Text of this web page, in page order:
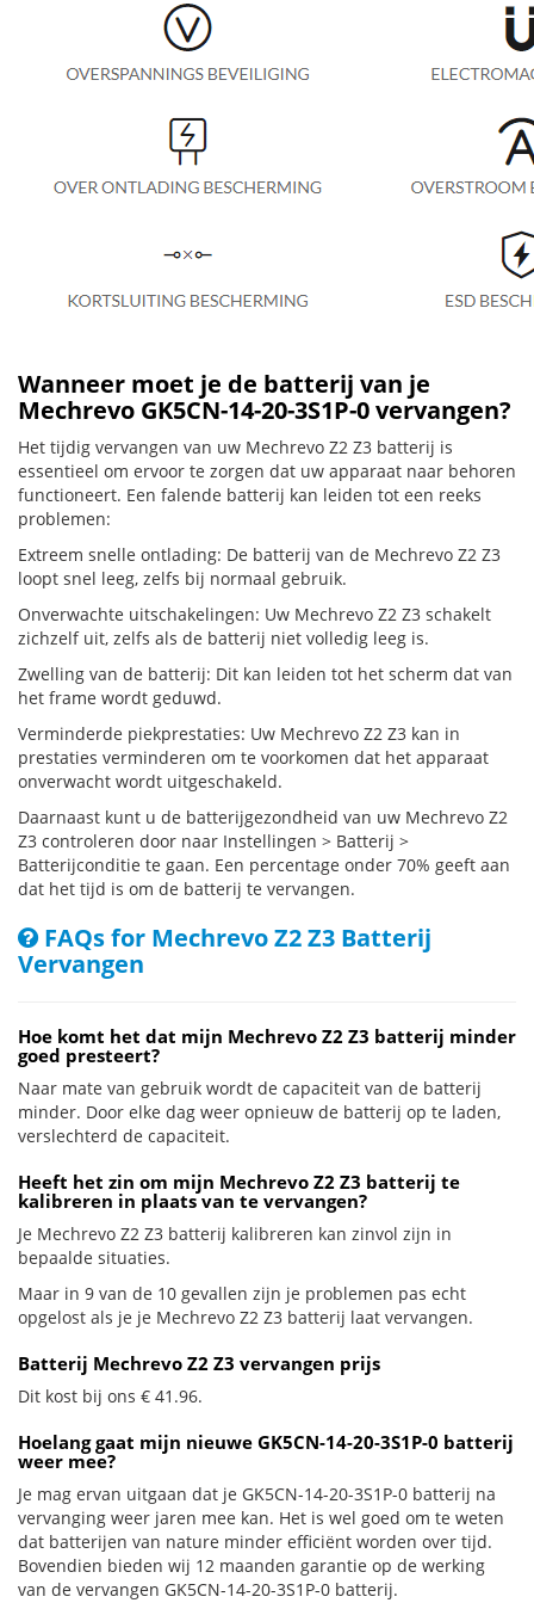
Wanneer moet je de batterij van je
Mechrevo GK5CN-14-20-3S1P-0 vervangen?
Het tijdig vervangen van uw Mechrevo Z2 Z3 batterij is
essentieel om ervoor te zorgen dat uw apparaat naar behoren
functioneert. Een falende batterij kan leiden tot een reeks
problemen:
Extreem snelle ontlading: De batterij van de Mechrevo Z2 Z3
loopt snel leeg, zelfs bij normaal gebruik.
Onverwachte uitschakelingen: Uw Mechrevo Z2 Z3 schakelt
zichzelf uit, zelfs als de batterij niet volledig leeg is.
Zwelling van de batterij: Dit kan leiden tot het scherm dat van
het frame wordt geduwd.
Verminderde piekprestaties: Uw Mechrevo Z2 Z3 kan in
prestaties verminderen om te voorkomen dat het apparaat
onverwacht wordt uitgeschakeld.
Daarnaast kunt u de batterijgezondheid van uw Mechrevo Z2
Z3 controleren door naar Instellingen > Batterij >
Batterijconditie te gaan. Een percentage onder 70% geeft aan
dat het tijd is om de batterij te vervangen.
FAQs for Mechrevo Z2 Z3 Batterij
Vervangen
Hoe komt het dat mijn Mechrevo Z2 Z3 batterij minder
goed presteert?
Naar mate van gebruik wordt de capaciteit van de batterij
minder. Door elke dag weer opnieuw de batterij op te laden,
verslechterd de capaciteit.
Heeft het zin om mijn Mechrevo Z2 Z3 batterij te
kalibreren in plaats van te vervangen?
Je Mechrevo Z2 Z3 batterij kalibreren kan zinvol zijn in
bepaalde situaties.
Maar in 9 van de 10 gevallen zijn je problemen pas echt
opgelost als je je Mechrevo Z2 Z3 batterij laat vervangen.
Batterij Mechrevo Z2 Z3 vervangen prijs
Dit kost bij ons € 41.96.
Hoelang gaat mijn nieuwe GK5CN-14-20-3S1P-0 batterij
weer mee?
Je mag ervan uitgaan dat je GK5CN-14-20-3S1P-0 batterij na
vervanging weer jaren mee kan. Het is wel goed om te weten
dat batterijen van nature minder efficiënt worden over tijd.
Bovendien bieden wij 12 maanden garantie op de werking
van de vervangen GK5CN-14-20-3S1P-0 batterij.